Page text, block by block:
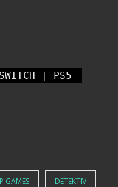
| PS5
GAMES DETEKTIV